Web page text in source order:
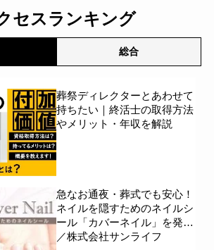
セスランキング
総合
葬祭ディレクターとあわせて
持ちたい｜終活士の取得方法
やメリット・年収を解説
急なお通夜・葬式でも安心！
ネイルを隠すためのネイルシ
ール「カバーネイル」を発売
／株式会社サンライフ